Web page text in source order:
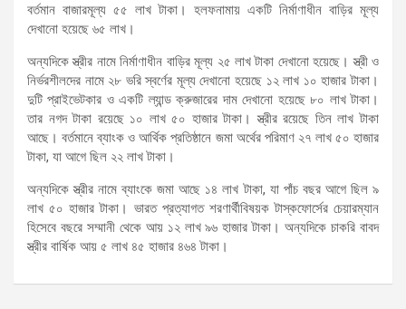
বর্তমান বাজারমূল্য ৫৫ লাখ টাকা। হলফনামায় একটি নির্মাণাধীন বাড়ির মূল্য
দেখানো হয়েছে ৬৫ লাখ।
অন্যদিকে স্ত্রীর নামে নির্মাণাধীন বাড়ির মূল্য ২৫ লাখ টাকা দেখানো হয়েছে। স্ত্রী ও
নির্ভরশীলদের নামে ২৮ ভরি স্বর্ণের মূল্য দেখানো হয়েছে ১২ লাখ ১০ হাজার টাকা।
দুটি প্রাইভেটকার ও একটি ল্যান্ড ক্রুজারের দাম দেখানো হয়েছে ৮০ লাখ টাকা।
তার নগদ টাকা রয়েছে ১০ লাখ ৫০ হাজার টাকা। স্ত্রীর রয়েছে তিন লাখ টাকা
আছে। বর্তমানে ব্যাংক ও আর্থিক প্রতিষ্ঠানে জমা অর্থের পরিমাণ ২৭ লাখ ৫০ হাজার
টাকা, যা আগে ছিল ২২ লাখ টাকা।
অন্যদিকে স্ত্রীর নামে ব্যাংকে জমা আছে ১৪ লাখ টাকা, যা পাঁচ বছর আগে ছিল ৯
লাখ ৫০ হাজার টাকা। ভারত প্রত্যাগত শরণার্থীবিষয়ক টাস্কফোর্সের চেয়ারম্যান
হিসেবে বছরে সম্মানী থেকে আয় ১২ লাখ ৯৬ হাজার টাকা। অন্যদিকে চাকরি বাবদ
স্ত্রীর বার্ষিক আয় ৫ লাখ ৪৫ হাজার ৪৬৪ টাকা।